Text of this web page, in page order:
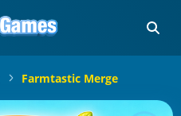
Farmtastic Merge